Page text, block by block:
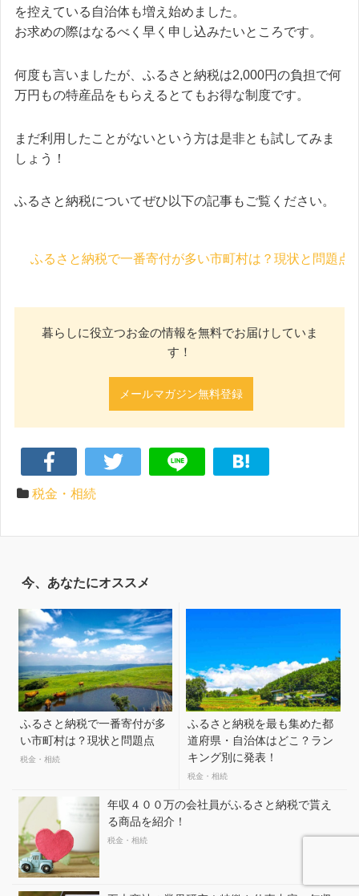
を控えている自治体も増え始めました。
お求めの際はなるべく早く申し込みたいところです。
何度も言いましたが、ふるさと納税は2,000円の負担で何
万円もの特産品をもらえるとてもお得な制度です。
まだ利用したことがないという方は是非とも試してみま
しょう！
ふるさと納税についてぜひ以下の記事もご覧ください。
ふるさと納税で一番寄付が多い市町村は？現状と問題点
暮らしに役立つお金の情報を無料でお届けしていま
す！
メールマガジン無料登録
税金・相続
今、あなたにオススメ
ふるさと納税で一番寄付が多
い市町村は？現状と問題点
税金・相続
ふるさと納税を最も集めた都
道府県・自治体はどこ？ラン
キング別に発表！
税金・相続
年収４００万の会社員がふるさと納税で貰え
る商品を紹介！
税金・相続